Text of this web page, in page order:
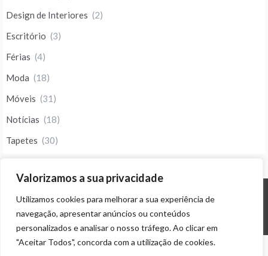
Valorizamos a sua privacidade
Utilizamos cookies para melhorar a sua experiência de
navegação, apresentar anúncios ou conteúdos
personalizados e analisar o nosso tráfego. Ao clicar em
"Aceitar Todos", concorda com a utilização de cookies.
Design de Interiores (2)
Escritório (3)
Férias (4)
Moda (18)
Móveis (31)
Notícias (18)
Tapetes (30)